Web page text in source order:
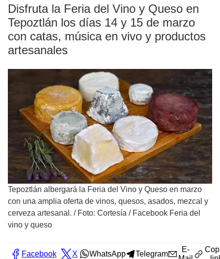
Disfruta la Feria del Vino y Queso en
Tepoztlán los días 14 y 15 de marzo
con catas, música en vivo y productos
artesanales
Tepoztlán albergará la Feria del Vino y Queso en marzo
con una amplia oferta de vinos, quesos, asados, mezcal y
cerveza artesanal. / Foto: Cortesía / Facebook Feria del
vino y queso
Facebook X WhatsApp Telegram
E-